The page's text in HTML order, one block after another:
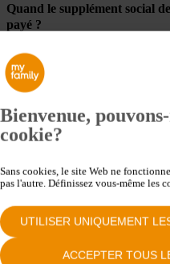
Bienvenue,
cookie?
Sans cookies, le site Web ne
pas l'autre. Définissez vous-même les
UTILISER UNIQUEMENT
ACCEPTER TOUS
Quand le supplément social
payé ?
Qui peut prétendre à des
Pourquoi le supplément
revenu du ménage d’il y a